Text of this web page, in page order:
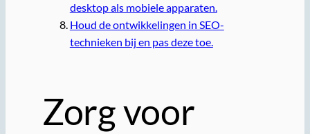
desktop als mobiele apparaten.
Houd de ontwikkelingen in SEO-
technieken bij en pas deze toe.
Zorg voor